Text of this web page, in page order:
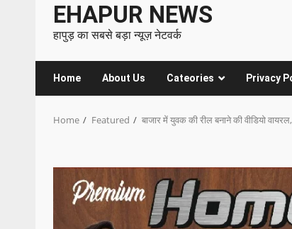
EHAPUR NEWS
हापुड़ का सबसे बड़ा न्यूज़ नेटवर्क
Home About Us Cateories Privacy
Home Featured बाजार में युवक की रील बनाने की वीडियो